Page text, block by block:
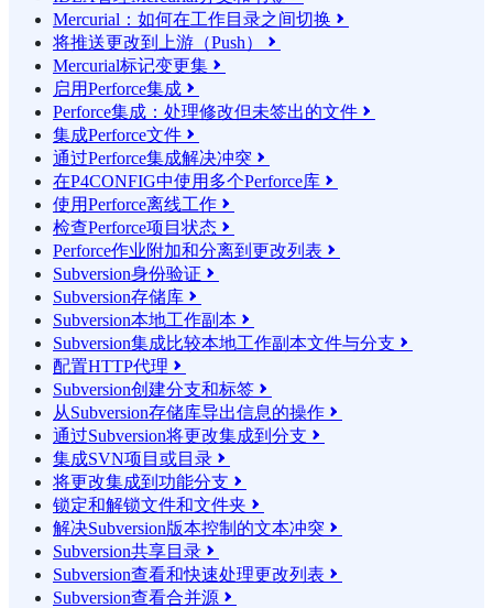
Mercurial：如何在工作目录之间切换 
将推送更改到上游（Push） 
Mercurial标记变更集 
启用Perforce集成 
Perforce集成：处理修改但未签出的文件 
集成Perforce文件 
通过Perforce集成解决冲突 
在P4CONFIG中使用多个Perforce库 
使用Perforce离线工作 
检查Perforce项目状态 
Perforce作业附加和分离到更改列表 
Subversion身份验证 
Subversion存储库 
Subversion本地工作副本 
Subversion集成比较本地工作副本文件与分支 
配置HTTP代理 
Subversion创建分支和标签 
从Subversion存储库导出信息的操作 
通过Subversion将更改集成到分支 
集成SVN项目或目录 
将更改集成到功能分支 
锁定和解锁文件和文件夹 
解决Subversion版本控制的文本冲突 
Subversion共享目录 
Subversion查看和快速处理更改列表 
Subversion查看合并源 